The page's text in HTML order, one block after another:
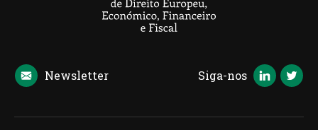
Newsletter Siga-nos